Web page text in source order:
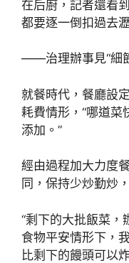
在后廚，記者還看
都要逐一倒扣過去
——治理辦事見“細
就餐時代，餐廳設
耗費情形，“哪道菜
添加。”
經由過程加大力度
同，保持少炒勤炒
“剩下的大批飯菜，
食物平安情形下，
比剩下的饅頭可以